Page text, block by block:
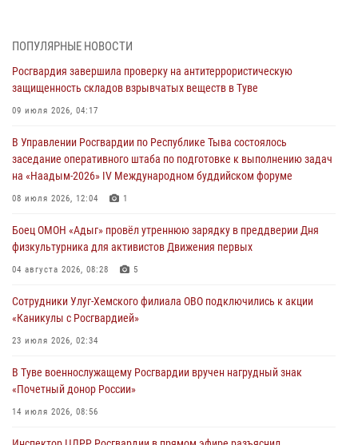
Росгвардия проверила организацию отдыха детей в детских
31 июля 2026, 03:49
Сотрудники вневедомственной охраны приняли участие в акции
29 июля 2026, 09:41
26 сигналов «Тревога» с автотранспортов отработали экипажи
задержаний Росгвардии в Туве с начала года
В Туве офицер Росгвардии подвела итоги юбилейного личного
забега
ПОПУЛЯРНЫЕ НОВОСТИ
Росгвардия завершила проверку на антитеррористическую
защищенность складов взрывчатых веществ в Туве
09 июля 2026, 04:17
В Управлении Росгвардии по Республике Тыва состоялось
заседание оперативного штаба по подготовке к выполнению задач
на «Наадым-2026» IV Международном буддийском форуме
08 июля 2026, 12:04 1
Боец ОМОН «Адыг» провёл утреннюю зарядку в преддверии Дня
физкультурника для активистов Движения первых
04 августа 2026, 08:28 5
Сотрудники Улуг-Хемского филиала ОВО подключились к акции
«Каникулы с Росгвардией»
23 июля 2026, 02:34
В Туве военнослужащему Росгвардии вручен нагрудный знак
«Почетный донор России»
14 июля 2026, 08:56